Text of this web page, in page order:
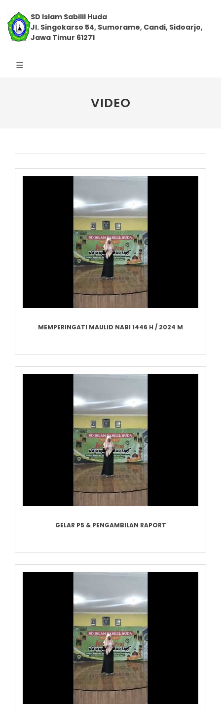
SD Islam Sabilil Huda
Jl. Singokarso 54, Sumorame, Candi, Sidoarjo,
Jawa Timur 61271
VIDEO
MEMPERINGATI MAULID NABI 1446 H / 2024 M
GELAR P5 & PENGAMBILAN RAPORT